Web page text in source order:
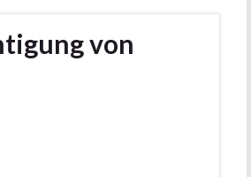
von